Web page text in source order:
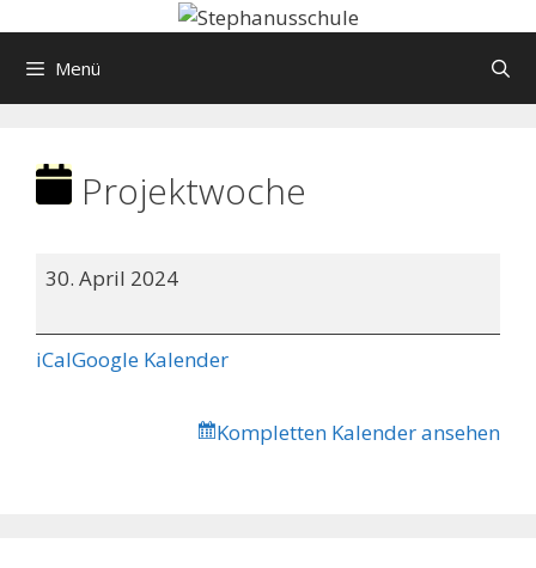
Inhalt Menü
Projektwoche
Projektwoche
30. April 2024
iCalGoogle Kalender
Kompletten Kalender ansehen